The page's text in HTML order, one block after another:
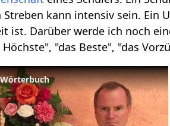
kann intensiv sein. Ein
ist. Darüber werde ich noch
"das Beste", "das